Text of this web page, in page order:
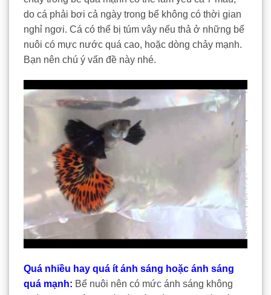
do cá phải bơi cả ngày trong bể không có thời gian
nghỉ ngơi. Cá có thể bị túm vây nếu thả ở những bể
nuôi có mực nước quá cao, hoặc dòng chảy mạnh.
Bạn nên chú ý vấn đề này nhé.
Quá nhiều hay quá ít ánh sáng hoặc ánh sáng
quá mạnh: Bể nuôi nên có mức ánh sáng không